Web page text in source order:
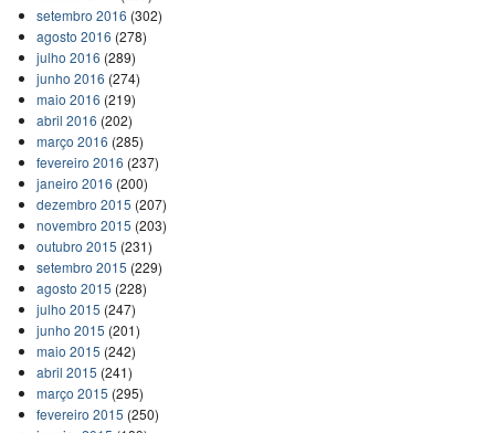
setembro 2016 (302)
agosto 2016 (278)
julho 2016 (289)
junho 2016 (274)
maio 2016 (219)
abril 2016 (202)
março 2016 (285)
fevereiro 2016 (237)
janeiro 2016 (200)
dezembro 2015 (207)
novembro 2015 (203)
outubro 2015 (231)
setembro 2015 (229)
agosto 2015 (228)
julho 2015 (247)
junho 2015 (201)
maio 2015 (242)
abril 2015 (241)
março 2015 (295)
fevereiro 2015 (250)